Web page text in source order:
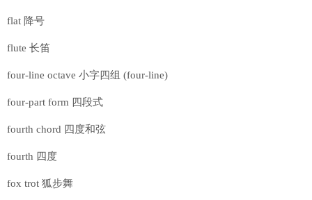
flat 降号
flute 长笛
four-line octave 小字四组 (four-line)
four-part form 四段式
fourth chord 四度和弦
fourth 四度
fox trot 狐步舞